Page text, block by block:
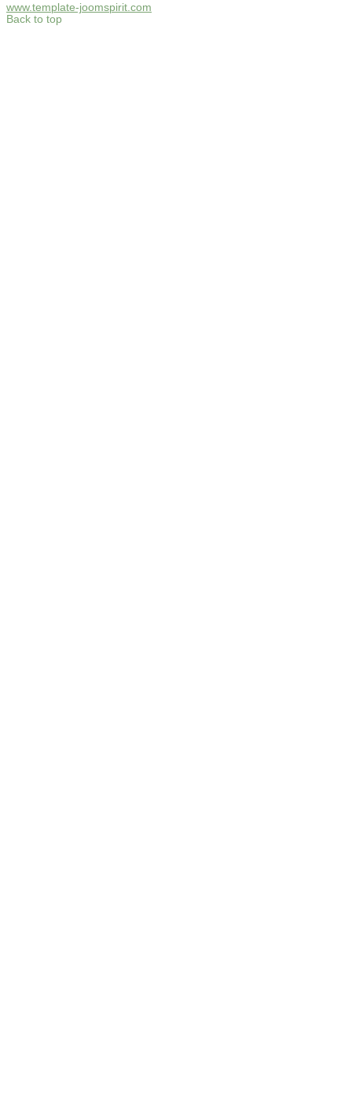
www.template-joomspirit.com
Back to top